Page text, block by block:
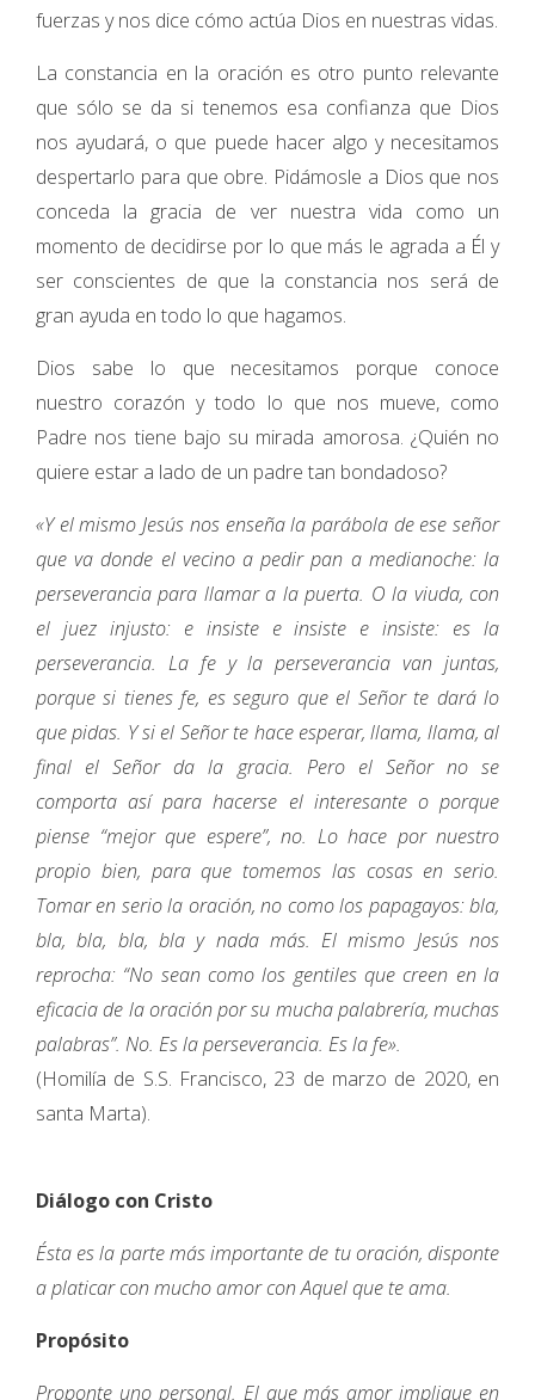
fuerzas y nos dice cómo actúa Dios en nuestras vidas.
La constancia en la oración es otro punto relevante
que sólo se da si tenemos esa confianza que Dios
nos ayudará, o que puede hacer algo y necesitamos
despertarlo para que obre. Pidámosle a Dios que nos
conceda la gracia de ver nuestra vida como un
momento de decidirse por lo que más le agrada a Él y
ser conscientes de que la constancia nos será de
gran ayuda en todo lo que hagamos.
Dios sabe lo que necesitamos porque conoce
nuestro corazón y todo lo que nos mueve, como
Padre nos tiene bajo su mirada amorosa. ¿Quién no
quiere estar a lado de un padre tan bondadoso?
«Y el mismo Jesús nos enseña la parábola de ese señor
que va donde el vecino a pedir pan a medianoche: la
perseverancia para llamar a la puerta. O la viuda, con
el juez injusto: e insiste e insiste e insiste: es la
perseverancia. La fe y la perseverancia van juntas,
porque si tienes fe, es seguro que el Señor te dará lo
que pidas. Y si el Señor te hace esperar, llama, llama, al
final el Señor da la gracia. Pero el Señor no se
comporta así para hacerse el interesante o porque
piense “mejor que espere”, no. Lo hace por nuestro
propio bien, para que tomemos las cosas en serio.
Tomar en serio la oración, no como los papagayos: bla,
bla, bla, bla, bla y nada más. El mismo Jesús nos
reprocha: “No sean como los gentiles que creen en la
eficacia de la oración por su mucha palabrería, muchas
palabras”. No. Es la perseverancia. Es la fe».
(Homilía de S.S. Francisco, 23 de marzo de 2020, en
santa Marta).
Diálogo con Cristo
Ésta es la parte más importante de tu oración, disponte
a platicar con mucho amor con Aquel que te ama.
Propósito
Proponte uno personal. El que más amor implique en